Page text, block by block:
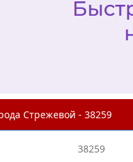
Стрежевой - 38259
38259